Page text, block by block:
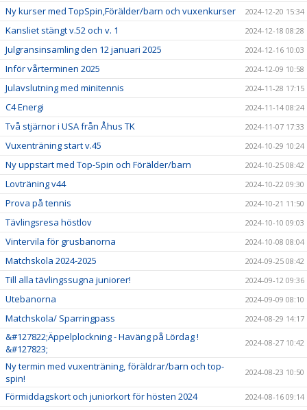
Ny kurser med TopSpin,Förälder/barn och vuxenkurser 2024-12-20 15:34
Kansliet stängt v.52 och v. 1 2024-12-18 08:28
Julgransinsamling den 12 januari 2025 2024-12-16 10:03
Inför vårterminen 2025 2024-12-09 10:58
Julavslutning med minitennis 2024-11-28 17:15
C4 Energi 2024-11-14 08:24
Två stjärnor i USA från Åhus TK 2024-11-07 17:33
Vuxenträning start v.45 2024-10-29 10:24
Ny uppstart med Top-Spin och Förälder/barn 2024-10-25 08:42
Lovträning v44 2024-10-22 09:30
Prova på tennis 2024-10-21 11:50
Tävlingsresa höstlov 2024-10-10 09:03
Vintervila för grusbanorna 2024-10-08 08:04
Matchskola 2024-2025 2024-09-25 08:42
Till alla tävlingssugna juniorer! 2024-09-12 09:36
Utebanorna 2024-09-09 08:10
Matchskola/ Sparringpass 2024-08-29 14:17
&#127822;Äppelplockning - Haväng på Lördag !
&#127823;
2024-08-27 10:42
Ny termin med vuxenträning, föräldrar/barn och top-
spin!
2024-08-23 10:50
Förmiddagskort och juniorkort för hösten 2024 2024-08-16 09:14